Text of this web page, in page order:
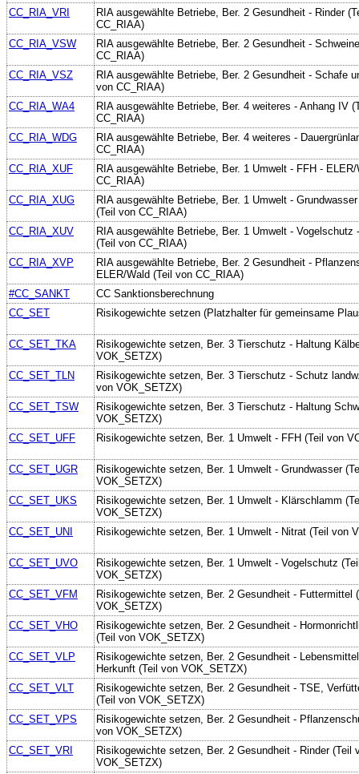
CC_RIA_VRI
RIA ausgewählte Betriebe, Ber. 2 Gesundheit - Rinder
CC_RIAA)
CC_RIA_VSW
RIA ausgewählte Betriebe, Ber. 2 Gesundheit -
CC_RIAA)
CC_RIA_VSZ
RIA ausgewählte Betriebe, Ber. 2 Gesundheit - Schafe
von CC_RIAA)
CC_RIA_WA4
RIA ausgewählte Betriebe, Ber. 4 weiteres - Anhang IV
CC_RIAA)
CC_RIA_WDG
RIA ausgewählte Betriebe, Ber. 4 weiteres -
CC_RIAA)
CC_RIA_XUF
RIA ausgewählte Betriebe, Ber. 1 Umwelt - FFH -
CC_RIAA)
CC_RIA_XUG
RIA ausgewählte Betriebe, Ber. 1 Umwelt -
(Teil von CC_RIAA)
CC_RIA_XUV
RIA ausgewählte Betriebe, Ber. 1 Umwelt - Vogelschutz
(Teil von CC_RIAA)
CC_RIA_XVP
RIA ausgewählte Betriebe, Ber. 2 Gesundheit -
ELER/Wald (Teil von CC_RIAA)
#CC_SANKT
CC Sanktionsberechnung
CC_SET
Risikogewichte setzen (Platzhalter für gemeinsame
CC_SET_TKA
Risikogewichte setzen, Ber. 3 Tierschutz - Haltung
VOK_SETZX)
CC_SET_TLN
Risikogewichte setzen, Ber. 3 Tierschutz - Schutz
von VOK_SETZX)
CC_SET_TSW
Risikogewichte setzen, Ber. 3 Tierschutz - Haltung
VOK_SETZX)
CC_SET_UFF
Risikogewichte setzen, Ber. 1 Umwelt - FFH (Teil von
CC_SET_UGR
Risikogewichte setzen, Ber. 1 Umwelt - Grundwasser
VOK_SETZX)
CC_SET_UKS
Risikogewichte setzen, Ber. 1 Umwelt - Klärschlamm
VOK_SETZX)
CC_SET_UNI
Risikogewichte setzen, Ber. 1 Umwelt - Nitrat (Teil von
CC_SET_UVO
Risikogewichte setzen, Ber. 1 Umwelt - Vogelschutz
VOK_SETZX)
CC_SET_VFM
Risikogewichte setzen, Ber. 2 Gesundheit - Futtermittel
VOK_SETZX)
CC_SET_VHO
Risikogewichte setzen, Ber. 2 Gesundheit -
(Teil von VOK_SETZX)
CC_SET_VLP
Risikogewichte setzen, Ber. 2 Gesundheit -
Herkunft (Teil von VOK_SETZX)
CC_SET_VLT
Risikogewichte setzen, Ber. 2 Gesundheit - TSE,
(Teil von VOK_SETZX)
CC_SET_VPS
Risikogewichte setzen, Ber. 2 Gesundheit -
von VOK_SETZX)
CC_SET_VRI
Risikogewichte setzen, Ber. 2 Gesundheit - Rinder (Teil
VOK_SETZX)